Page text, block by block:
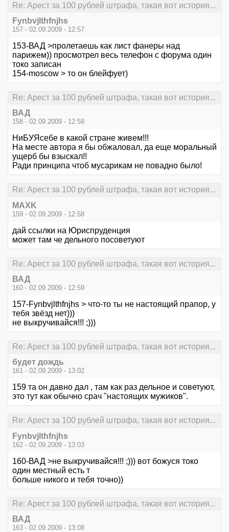
Re: Арест за 100 рублей штрафа, такая вот история...
Fynbvjlthfnjhs
157 - 02.09.2009 - 12:57
153-ВАД >пролетаешь как лист фанеры над
парижем)) просмотрел весь телефон с форума один
токо записан
154-moscow > то он блейфует)
Re: Арест за 100 рублей штрафа, такая вот история...
ВАД
158 - 02.09.2009 - 12:58
НиБУЯсебе в какой стране живем!!!
На месте автора я бы обжаловал, да еще моральный
ущерб бы взыскал!!
Ради принципа чтоб мусарикам не повадно было!
Re: Арест за 100 рублей штрафа, такая вот история...
MAXK
159 - 02.09.2009 - 12:58
дай ссылки на Юриспруденция
может там че дельного посоветуют
Re: Арест за 100 рублей штрафа, такая вот история...
ВАД
160 - 02.09.2009 - 12:59
157-Fynbvjlthfnjhs > что-то ты не настоящий прапор, у
тебя звёзд нет)))
не выкручивайся!!! ;)))
Re: Арест за 100 рублей штрафа, такая вот история...
будет дождь
161 - 02.09.2009 - 13:02
159 та он давно дал , там как раз дельное и советуют,
это тут как обычно срач "настоящих мужиков".
Re: Арест за 100 рублей штрафа, такая вот история...
Fynbvjlthfnjhs
162 - 02.09.2009 - 13:03
160-ВАД >не выкручивайся!!! ;))) вот божуся токо
один местный есть т
больше никого и тебя точно))
Re: Арест за 100 рублей штрафа, такая вот история...
ВАД
163 - 02.09.2009 - 13:08